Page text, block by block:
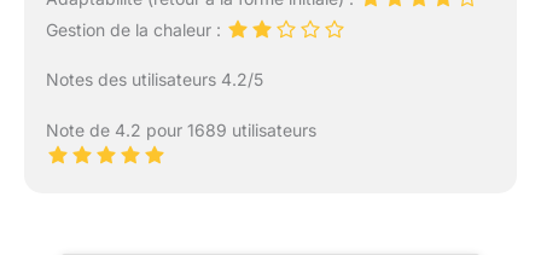
Gestion de la chaleur :
Notes des utilisateurs 4.2/5
Note de 4.2 pour 1689 utilisateurs